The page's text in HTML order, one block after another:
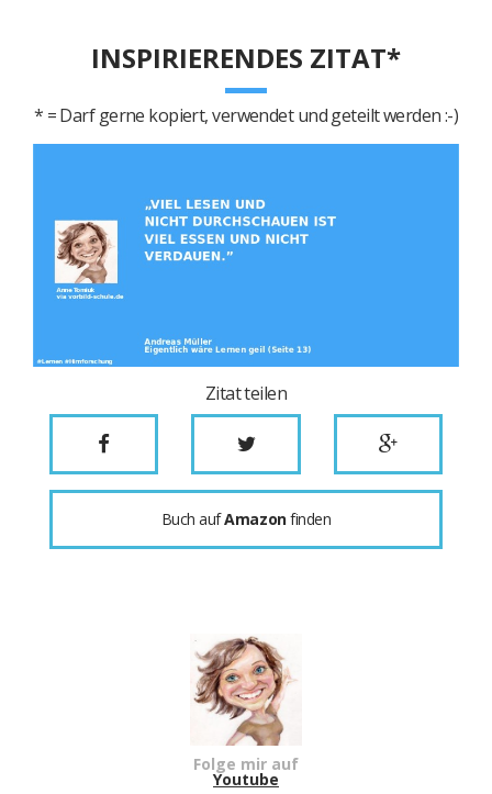
INSPIRIERENDES ZITAT*
* = Darf gerne kopiert, verwendet und geteilt werden :-)
Zitat teilen
Buch aufAmazonfinden
Folge mir auf
Youtube